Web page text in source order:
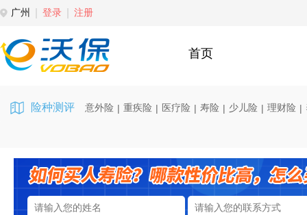
广州 登录 注册
首页
险种测评 意外险 | 重疾险 | 医疗险 | 寿险 | 少儿险 | 理财险 |